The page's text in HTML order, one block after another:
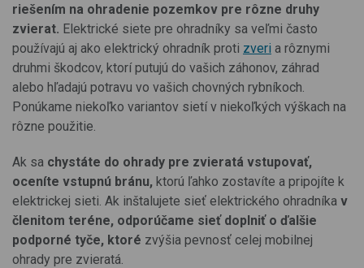
riešením na ohradenie pozemkov pre rôzne druhy
zvierat. Elektrické siete pre ohradníky sa veľmi často
používajú aj ako elektrický ohradník proti zveri a rôznymi
druhmi škodcov, ktorí putujú do vašich záhonov, záhrad
alebo hľadajú potravu vo vašich chovných rybníkoch.
Ponúkame niekoľko variantov sietí v niekoľkých výškach na
rôzne použitie.
Ak sa chystáte do ohrady pre zvieratá vstupovať,
oceníte vstupnú bránu, ktorú ľahko zostavíte a pripojíte k
elektrickej sieti. Ak inštalujete sieť elektrického ohradníka v
členitom teréne, odporúčame sieť doplniť o ďalšie
podporné tyče, ktoré zvýšia pevnosť celej mobilnej
ohrady pre zvieratá.